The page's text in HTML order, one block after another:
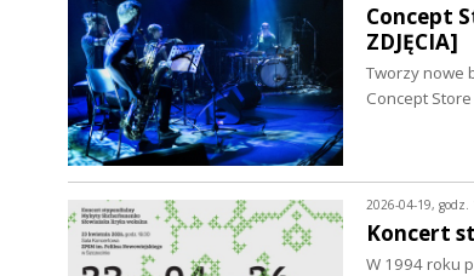
Concept
ZDJĘCIA]
Tworzy nowe
Concept
2026-04-19, godz.
Koncert
W 1994 roku